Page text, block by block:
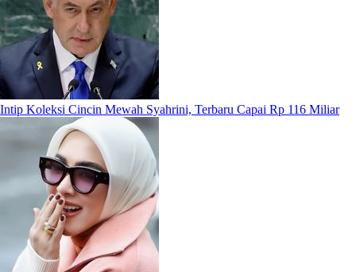
Intip Koleksi Cincin Mewah Syahrini, Terbaru Capai Rp 116 Miliar